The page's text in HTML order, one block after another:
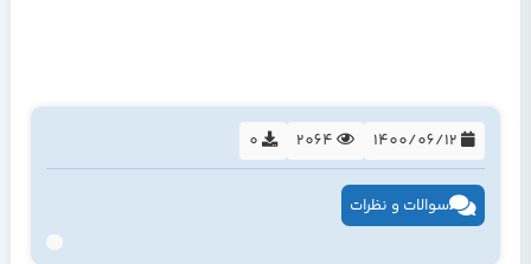
0
سوالات و نظرات